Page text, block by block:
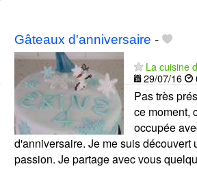
Gâteaux d'anniversaire -
La cuisine
29/07/16
Pas très
ce moment,
occupée
d'anniversaire. Je me suis découvert
passion. Je partage avec vous